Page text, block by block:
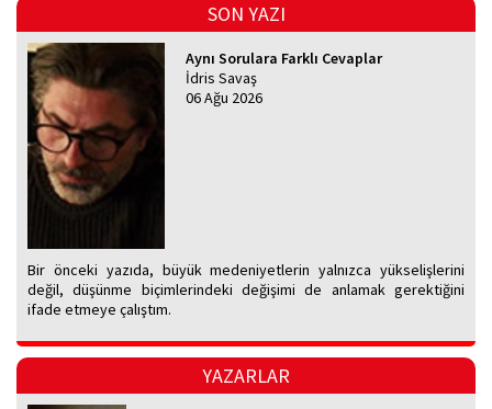
SON YAZI
Aynı Sorulara Farklı Cevaplar
İdris Savaş
06 Ağu 2026
Bir önceki yazıda, büyük medeniyetlerin yalnızca yükselişlerini
değil, düşünme biçimlerindeki değişimi de anlamak gerektiğini
ifade etmeye çalıştım.
YAZARLAR